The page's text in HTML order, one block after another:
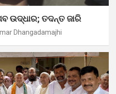
ଉଦ୍ଧାର; ତଦନ୍ତ ଜାରି
Dhangadamajhi